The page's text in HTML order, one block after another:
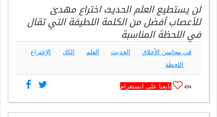
لن يستطيع العلم الحديث اختراع مهدئ
للأعصاب أفضل من الكلمة اللطيفة التي تقال
في اللحظة المناسبة
في محاسن الأخلاق الحديث العلم الكل
الإختراع
اللحظة
494 تابعنا على انستغرام